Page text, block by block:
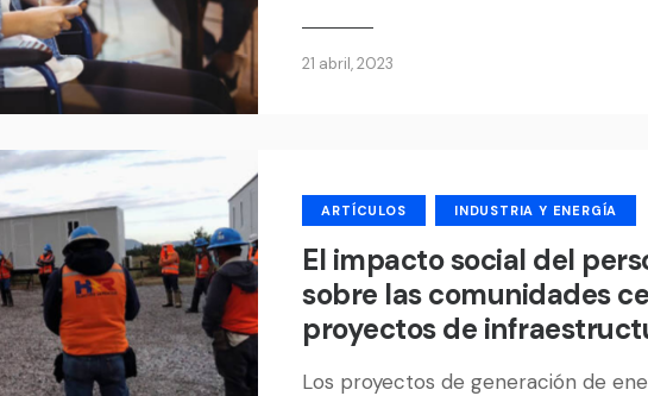
21 abril, 2023
ARTÍCULOS INDUSTRIA Y ENERGÍA
El impacto social del
sobre las comunidades
proyectos de
Los proyectos de generación de